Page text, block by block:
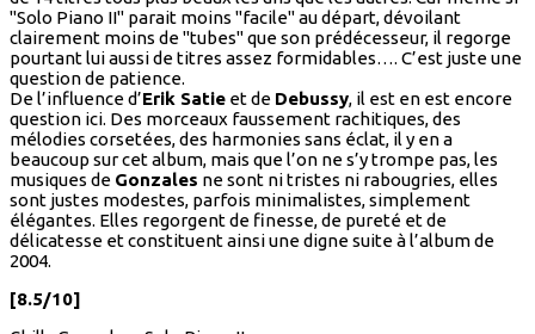
"Solo Piano II" parait moins "facile" au départ, dévoilant
clairement moins de "tubes" que son prédécesseur, il regorge
pourtant lui aussi de titres assez formidables…. C’est juste une
question de patience.
De l’influence d’Erik Satie et de Debussy, il est en est encore
question ici. Des morceaux faussement rachitiques, des
mélodies corsetées, des harmonies sans éclat, il y en a
beaucoup sur cet album, mais que l’on ne s’y trompe pas, les
musiques de Gonzales ne sont ni tristes ni rabougries, elles
sont justes modestes, parfois minimalistes, simplement
élégantes. Elles regorgent de finesse, de pureté et de
délicatesse et constituent ainsi une digne suite à l’album de
2004.
[8.5/10]